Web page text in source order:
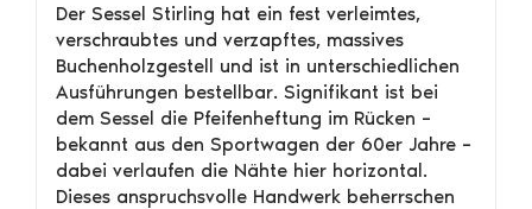
Der Sessel Stirling hat ein fest verleimtes,
verschraubtes und verzapftes, massives
Buchenholzgestell und ist in unterschiedlichen
Ausführungen bestellbar. Signifikant ist bei
dem Sessel die Pfeifenheftung im Rücken –
bekannt aus den Sportwagen der 60er Jahre –
dabei verlaufen die Nähte hier horizontal.
Dieses anspruchsvolle Handwerk beherrschen